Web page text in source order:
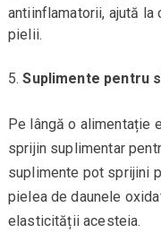
antiinflamatorii, ajută
pielii.
Suplimente pentru
Pe lângă o alimentație
sprijin suplimentar
suplimente pot sprijini
pielea de daunele
elasticității acesteia.